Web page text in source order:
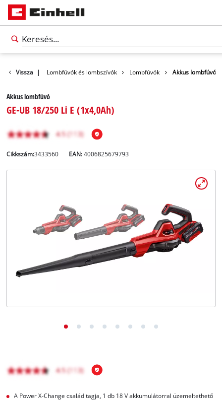
HUMagyar
Vissza |
Kert Lombfúvók és lombszívók Lombfúvók Akkus lombfúvó
Akkus lombfúvó
GE-UB 18/250 Li E (1x4,0Ah)
Cikkszám:3433560 EAN:4006825679793
A Power X-Change család tagja, 1 db 18 V akkumulátorral üzemeltethető